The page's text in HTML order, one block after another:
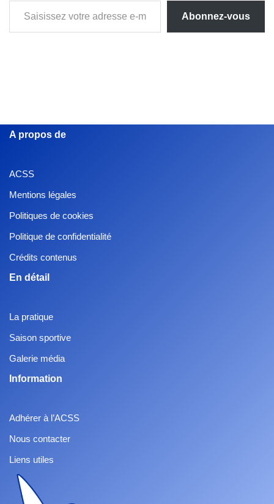
Abonnez-vous
A propos de
ACSS
Mentions légales
Politiques de cookies
Politique de confidentialité
Crédits contenus
En détail
La pratique
Saison sportive
Galerie média
Information
Adhérer à l’ACSS
Nous contacter
Liens utiles